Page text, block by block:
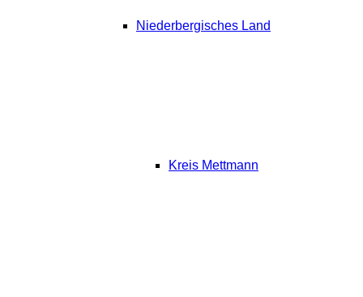
Niederbergisches Land
Kreis Mettmann